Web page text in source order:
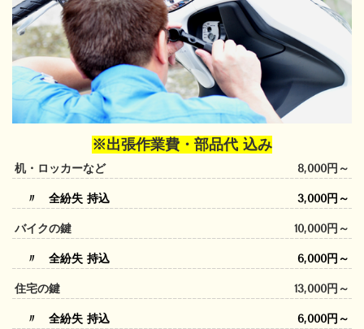
※出張作業費・部品代 込み
机・ロッカーなど 8,000円～
〃 全紛失 持込 3,000円～
バイクの鍵 10,000円～
〃 全紛失 持込 6,000円～
住宅の鍵 13,000円～
〃 全紛失 持込 6,000円～